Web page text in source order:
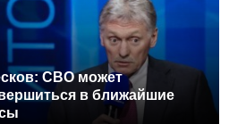
СВО может
в ближайшие